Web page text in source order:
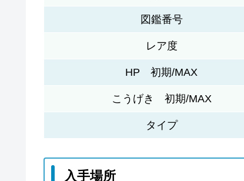
図鑑番号
レア度
HP 初期/MAX
こうげき 初期/MAX
タイプ
入手場所